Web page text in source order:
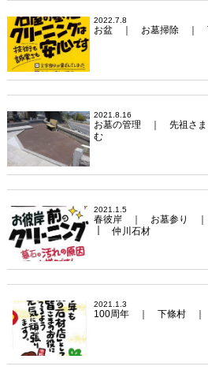
2022.7.8
お盆 ｜ お墓掃除 ｜
2021.8.16
お墓の管理 ｜ 先祖さ
む
2021.1.5
春彼岸 ｜ お墓参り
｜ 仲川石材
2021.1.3
100周年 ｜ 下條村